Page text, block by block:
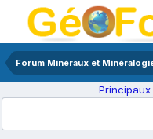
Forum Minéraux et